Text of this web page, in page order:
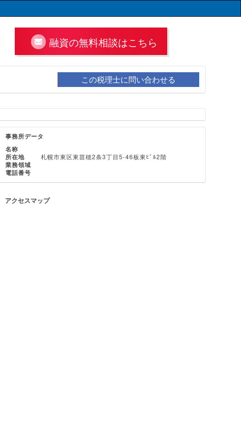
融資の無料相談はこちら
この税理士に問い合わせる
事務所データ
名称
所在地
札幌市東区東苗穂2条3丁目5-46板東ﾋﾞﾙ2階
業務領域
電話番号
アクセスマップ